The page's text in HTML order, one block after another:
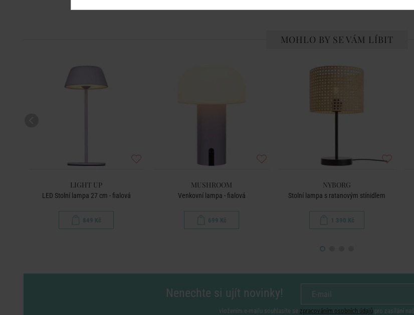
MOHLO BY SE VÁM LÍBIT
LIGHT UP
LED Stolní lampa 27 cm - fialová
849 Kč
MUSHROOM
Venkovní lampa - fialová
699 Kč
NYBORG
Stolní lampa s ratanovým stínidlem
1 390 Kč
Nenechte si ujít novinky!
vložením e-mailu souhlasíte se zpracováním osobních údajů pro zasílání